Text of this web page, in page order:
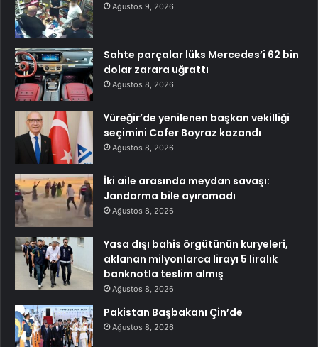
Ağustos 9, 2026
Sahte parçalar lüks Mercedes’i 62 bin
dolar zarara uğrattı
Ağustos 8, 2026
Yüreğir’de yenilenen başkan vekilliği
seçimini Cafer Boyraz kazandı
Ağustos 8, 2026
İki aile arasında meydan savaşı:
Jandarma bile ayıramadı
Ağustos 8, 2026
Yasa dışı bahis örgütünün kuryeleri,
aklanan milyonlarca lirayı 5 liralık
banknotla teslim almış
Ağustos 8, 2026
Pakistan Başbakanı Çin’de
Ağustos 8, 2026